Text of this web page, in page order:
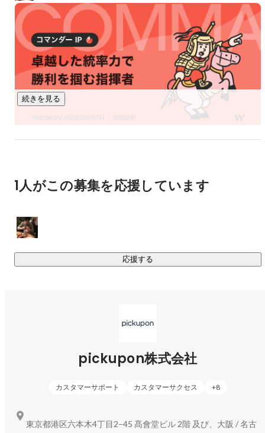
・共有されない
・活用されない
まま消えていきます。
つまり、企業にとって最も重要なはずの顧客や現場の声が、
組織の知識になっていません。
発話（会話）は
・共有しづらい
つまり顧客との会話は、企業にとって宝の山であるにも関わ
扱いにくいメディアなのです。
「顧客との会話を、組織の知識に変えるAI」
続きを見る
1人がこの募集を応援しています
応援する
pickupon株式会社
カスタマーサポート カスタマーサクセス +8
東京都港区六本木4丁目2−45 髙會堂ビル 2階 及び、大阪 / 名古